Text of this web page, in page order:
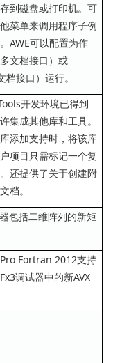
到磁盘或打印机。可
菜单来调用程序子例
AWE可以配置为作
文档接口）或
档接口）运行。
开发环境已得到
集成其他库和工具。
添加支持时，将该库
项目只需标记一个复
还提供了关于创建附
档。
包括二维阵列的新矩
Fortran 2012支持
调试器中的新AVX